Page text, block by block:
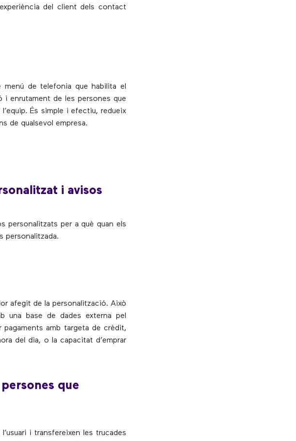
del client dels contact
de telefonia que habilita el
enrutament de les persones que
És simple i efectiu, redueix
de qualsevol empresa.
i avisos
personalitzats per a què quan els
personalitzada.
afegit de la personalització. Això
una base de dades externa pel
amb targeta de crèdit,
del dia, o la capacitat d’emprar
que
i transfereixen les trucades